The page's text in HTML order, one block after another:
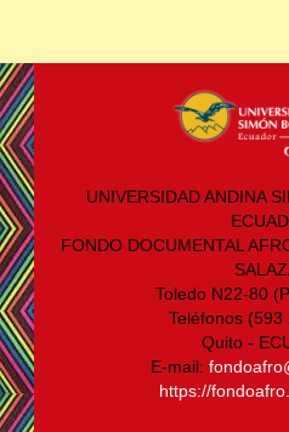
UNIVERSIDAD ANDINA
FONDO DOCUMENTAL
Toledo N22-80
Teléfonos (593
Quito -
E-mail:
https://